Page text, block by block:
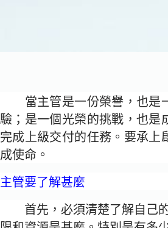
當主管是一份榮譽，也是
驗；是一個光榮的挑戰，也是
完成上級交付的任務。要承上
成使命。
主管要了解甚麼
首先，必須清楚了解自己